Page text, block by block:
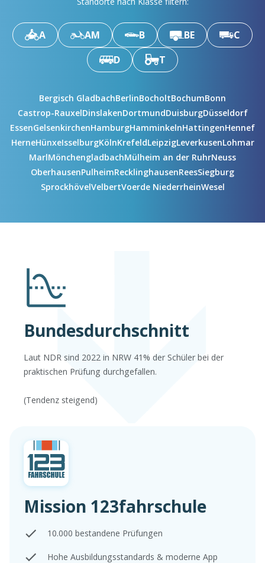
A AM B BE
C
D
T
Bergisch GladbachBerlinBocholtBochumBonn
Castrop-RauxelDinslakenDortmundDuisburgDüsseldorf
EssenGelsenkirchenHamburgHamminkelnHattingenHennef
HerneHünxeIsselburgKölnKrefeldLeipzigLeverkusenLohmar
MarlMönchengladbachMülheim an der RuhrNeuss
OberhausenPulheimRecklinghausenReesSiegburg
SprockhövelVelbertVoerde NiederrheinWesel
Bundesdurchschnitt
Laut NDR sind 2022 in NRW 41% der Schüler bei der
praktischen Prüfung durchgefallen.
(Tendenz steigend)
Mission 123fahrschule
10.000 bestandene Prüfungen
Hohe Ausbildungsstandards & moderne App